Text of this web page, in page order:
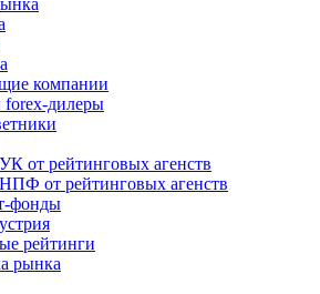
компании
forex-дилеры
от рейтинговых агенств
от рейтинговых агенств
фонды
рейтинги
рынка